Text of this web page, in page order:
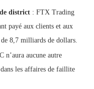
district : FTX Trading
payé aux clients et aux
8,7 milliards de dollars.
n’aura aucune autre
les affaires de faillite